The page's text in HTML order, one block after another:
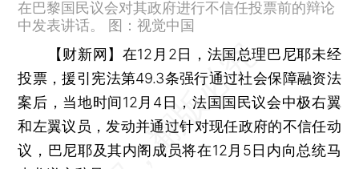
在巴黎国民议会对其政府进行不信任投票前的辩论
中发表讲话。 图：视觉中国
【财新网】 在12月2日，法国总理巴尼耶未经
投票，援引宪法第49.3条强行通过社会保障融资法
案后，当地时间12月4日，法国国民议会中极右翼
和左翼议员，发动并通过针对现任政府的不信任动
议，巴尼耶及其内阁成员将在12月5日内向总统马